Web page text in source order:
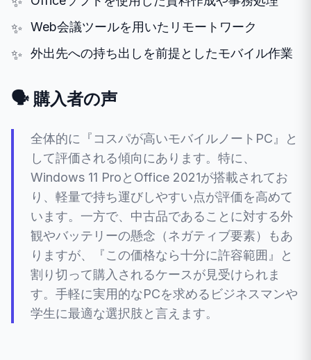
Web会議ツールを用いたリモートワーク
外出先への持ち出しを前提としたモバイル作業
🗣️ 購入者の声
全体的に『コスパが高いモバイルノートPC』と
して評価される傾向にあります。特に、
Windows 11 ProとOffice 2021が搭載されてお
り、軽量で持ち運びしやすい点が評価を高めて
います。一方で、中古品であることに対する外
観やバッテリーの懸念（ネガティブ要素）もあ
りますが、『この価格なら十分に許容範囲』と
割り切って購入されるケースが見受けられま
す。手軽に実用的なPCを求めるビジネスマンや
学生に最適な選択肢と言えます。